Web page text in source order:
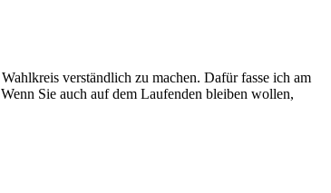
verständlich zu machen. Dafür fasse ich am
Sie auch auf dem Laufenden bleiben wollen,